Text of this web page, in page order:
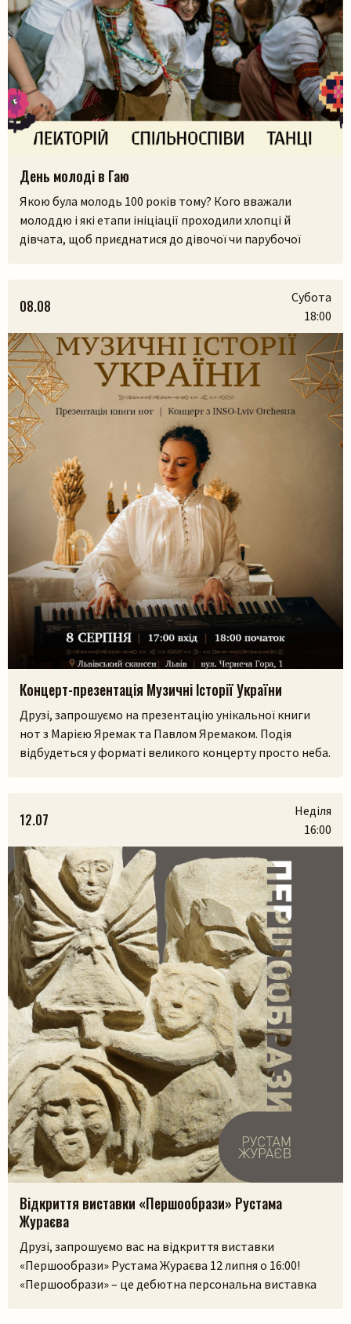
Пошук на сайті
Шукати
День молоді в Гаю
Якою була молодь 100 років тому? Кого вважали
молоддю і які етапи ініціації проходили хлопці й
дівчата, щоб приєднатися до дівочої чи парубочої
дівоцтво і парубоцтво в українській традиції з
проєктом «Домів», […]
08.08
Субота
18:00
Концерт-презентація Музичні Історії України
Друзі, запрошуємо на презентацію унікальної книги
нот з Марією Яремак та Павлом Яремаком. Подія
відбудеться у форматі великого концерту просто неба.
народилися з українських легенд, природи та музики.
На вас чекають:– презентація книги разом з авторами
Марією Яремак та Павлом Яремаком.– […]
12.07
Неділя
16:00
Відкриття виставки «Першообрази» Рустама
Жураєва
Друзі, запрошуємо вас на відкриття виставки
«Першообрази» Рустама Жураєва 12 липня о 16:00!
«Першообрази» – це дебютна персональна виставка